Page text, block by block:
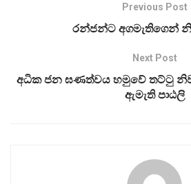
Previous Post
රන්ජන්ට අගමැතිගෙන්
Next Post
අධික ජන ඝණත්වය හමුවේ තට්ටු
ඇමැති පාඨලි